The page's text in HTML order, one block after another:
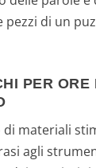
di un
PER ORE
di materiali
agli